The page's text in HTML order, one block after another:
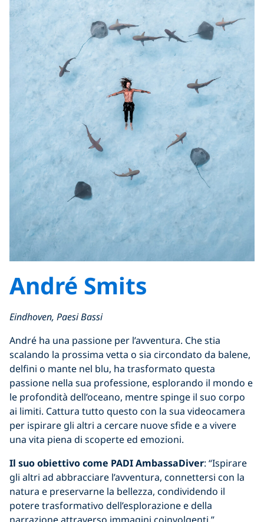
André Smits
Eindhoven, Paesi Bassi
André ha una passione per l’avventura. Che stia
scalando la prossima vetta o sia circondato da balene,
delfini o mante nel blu, ha trasformato questa
passione nella sua professione, esplorando il mondo e
le profondità dell’oceano, mentre spinge il suo corpo
ai limiti. Cattura tutto questo con la sua videocamera
per ispirare gli altri a cercare nuove sfide e a vivere
una vita piena di scoperte ed emozioni.
Il suo obiettivo come PADI AmbassaDiver: “Ispirare
gli altri ad abbracciare l’avventura, connettersi con la
natura e preservarne la bellezza, condividendo il
potere trasformativo dell’esplorazione e della